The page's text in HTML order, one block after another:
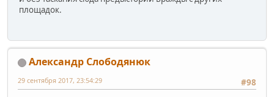
площадок.
Александр Слободянюк
#98
29 сентября 2017, 23:54:29